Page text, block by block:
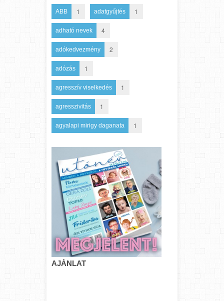
ABB 1 adatgyűjtés 1
adható nevek 4
adókedvezmény 2
adózás 1
agresszív viselkedés 1
agresszivitás 1
agyalapi mirigy daganata 1
AJÁNLAT